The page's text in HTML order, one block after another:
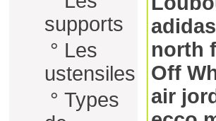
supports
° Les
ustensiles
° Types
north
Off
air